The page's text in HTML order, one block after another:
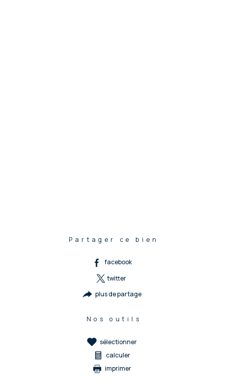
Partager ce bien
facebook
twitter
plus de partage
Nos outils
sélectionner
calculer
imprimer